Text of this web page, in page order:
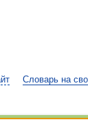
Словарь на